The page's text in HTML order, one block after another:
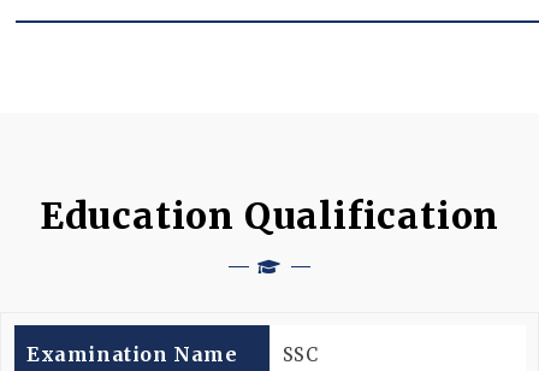
Education Qualification
Examination Name SSC